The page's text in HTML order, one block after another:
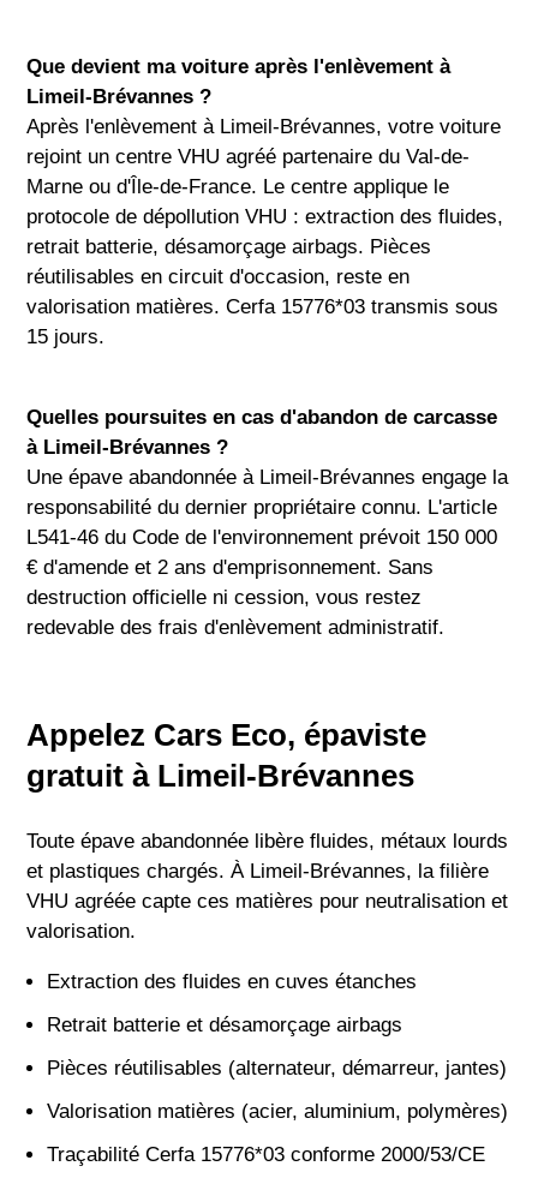
Que devient ma voiture après l'enlèvement à
Limeil-Brévannes ?
Après l'enlèvement à Limeil-Brévannes, votre voiture
rejoint un centre VHU agréé partenaire du Val-de-
Marne ou d'Île-de-France. Le centre applique le
protocole de dépollution VHU : extraction des fluides,
retrait batterie, désamorçage airbags. Pièces
réutilisables en circuit d'occasion, reste en
valorisation matières. Cerfa 15776*03 transmis sous
15 jours.
Quelles poursuites en cas d'abandon de carcasse
à Limeil-Brévannes ?
Une épave abandonnée à Limeil-Brévannes engage la
responsabilité du dernier propriétaire connu. L'article
L541-46 du Code de l'environnement prévoit 150 000
€ d'amende et 2 ans d'emprisonnement. Sans
destruction officielle ni cession, vous restez
redevable des frais d'enlèvement administratif.
Appelez Cars Eco, épaviste
gratuit à Limeil-Brévannes
Toute épave abandonnée libère fluides, métaux lourds
et plastiques chargés. À Limeil-Brévannes, la filière
VHU agréée capte ces matières pour neutralisation et
valorisation.
Extraction des fluides en cuves étanches
Retrait batterie et désamorçage airbags
Pièces réutilisables (alternateur, démarreur, jantes)
Valorisation matières (acier, aluminium, polymères)
Traçabilité Cerfa 15776*03 conforme 2000/53/CE